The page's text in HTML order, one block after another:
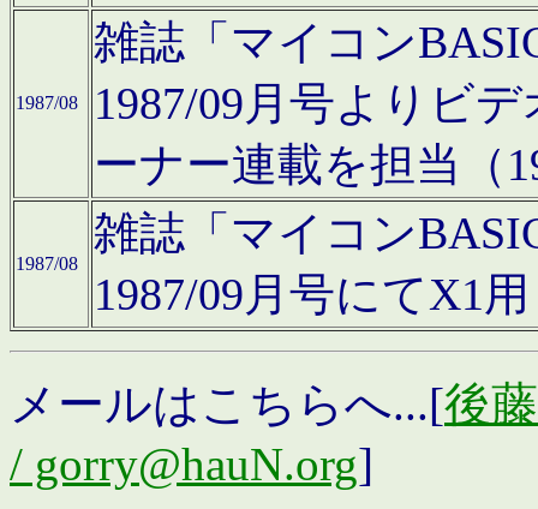
1987/08
雑誌「マイコン
1987/09月号よりビ
ーナー連載を担当（
1987/08
雑誌「マイコン
1987/09月号にてX1
メールはこちらへ...[後
/ gorry@hauN.org]